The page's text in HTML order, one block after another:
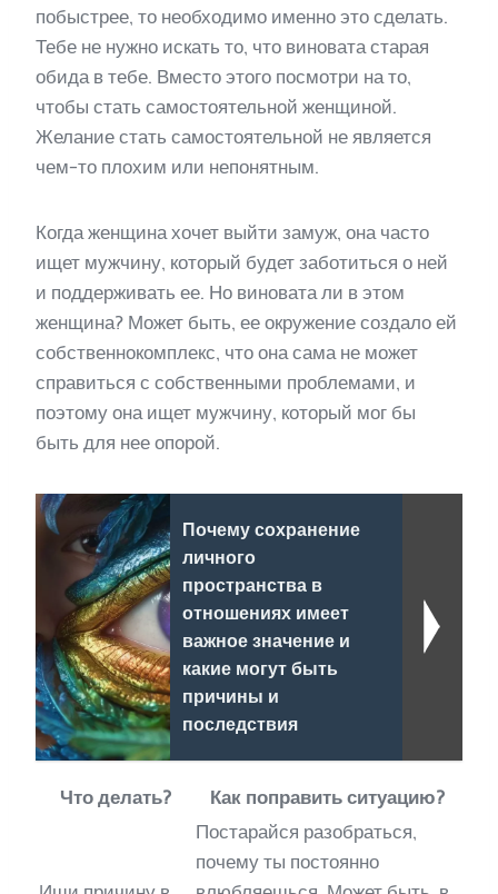
побыстрее, то необходимо именно это сделать.
Тебе не нужно искать то, что виновата старая
обида в тебе. Вместо этого посмотри на то,
чтобы стать самостоятельной женщиной.
Желание стать самостоятельной не является
чем-то плохим или непонятным.
Когда женщина хочет выйти замуж, она часто
ищет мужчину, который будет заботиться о ней
и поддерживать ее. Но виновата ли в этом
женщина? Может быть, ее окружение создало ей
собственнокомплекс, что она сама не может
справиться с собственными проблемами, и
поэтому она ищет мужчину, который мог бы
быть для нее опорой.
Почему сохранение
личного
пространства в
отношениях имеет
важное значение и
какие могут быть
причины и
последствия
Что делать? Как поправить ситуацию?
Постарайся разобраться,
почему ты постоянно